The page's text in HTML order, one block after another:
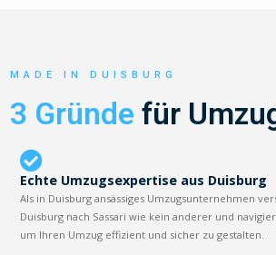
MADE IN DUISBURG
3 Gründe für
Echte Umzugsexpertise aus Duisburg
Als in Duisburg ansässiges Umzugsunternehmen
Duisburg nach Sassari wie kein anderer und
um Ihren Umzug effizient und sicher zu gestalten.